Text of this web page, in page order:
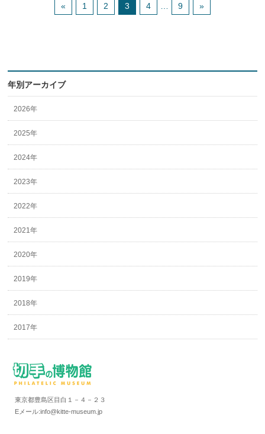
« 1 2 3 4 9 »
年別アーカイブ
2026年
2025年
2024年
2023年
2022年
2021年
2020年
2019年
2018年
2017年
東京都豊島区目白１－４－２３
Eメール:info@kitte-museum.jp